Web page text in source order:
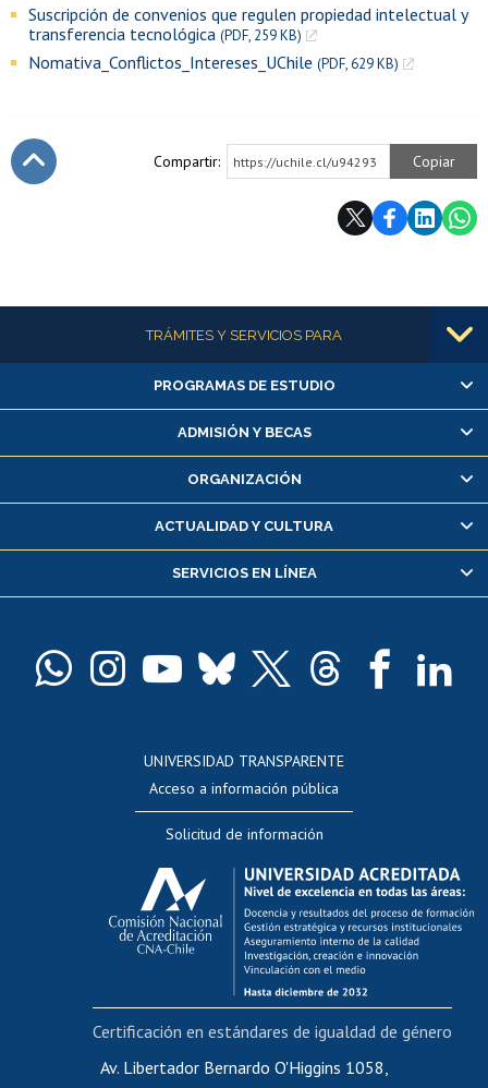
Suscripción de convenios que regulen propiedad intelectual y
transferencia tecnológica (PDF, 259 KB)
Nomativa_Conflictos_Intereses_UChile (PDF, 629 KB)
Compartir: https://uchile.cl/u94293 Copiar
Más informaciónTRÁMITES Y SERVICIOS PARA
Alumnas/os y exalumnas/os
Matrícula en línea
Inscripción y cambio de asignaturas
Consulta y certificado de notas
Servicio médico y dental
Pago de arancel y crédito alumnos
Docentes
Evaluación docente
Calificación académica
Postulación al AUCAI
Funcionarias/os
Cursos internos de capacitación
Bienestar del personal
Portal de movilidad interna
Certificado de renta
PROGRAMAS DE ESTUDIO
ADMISIÓN Y BECAS
ORGANIZACIÓN
ACTUALIDAD Y CULTURA
SERVICIOS EN LÍNEA
UNIVERSIDAD TRANSPARENTE
Acceso a información pública
Solicitud de información
Av. Libertador Bernardo O'Higgins 1058,
Certificación en estándares de igualdad de género